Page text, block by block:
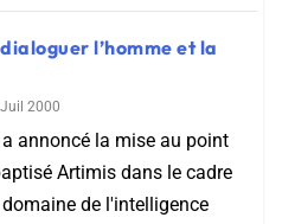
l’homme et la
2000
a annoncé la mise au point
Artimis dans le cadre
de l'intelligence